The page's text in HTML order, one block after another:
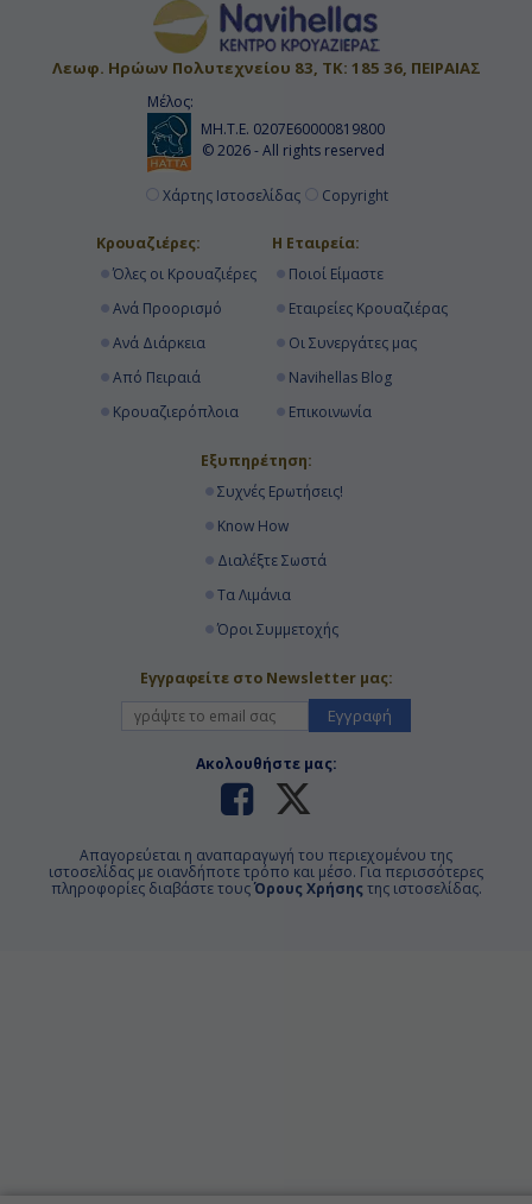
Λεωφ. Ηρώων Πολυτεχνείου 83, ΤΚ: 185 36, ΠΕΙΡΑΙΑΣ
Μέλος:
ΜΗ.Τ.Ε. 0207Ε60000819800
© 2026 - All rights reserved
Χάρτης Ιστοσελίδας Copyright
Κρουαζιέρες:
Όλες οι Κρουαζιέρες
Ανά Προορισμό
Ανά Διάρκεια
Από Πειραιά
Κρουαζιερόπλοια
Η Εταιρεία:
Ποιοί Είμαστε
Εταιρείες Κρουαζιέρας
Οι Συνεργάτες μας
Navihellas Blog
Επικοινωνία
Εξυπηρέτηση:
Συχνές Ερωτήσεις!
Know How
Διαλέξτε Σωστά
Τα Λιμάνια
Όροι Συμμετοχής
Εγγραφείτε στο Newsletter μας:
Εγγραφή
Ακολουθήστε μας:
Απαγορεύεται η αναπαραγωγή του περιεχομένου της
ιστοσελίδας με οιανδήποτε τρόπο και μέσο. Για περισσότερες
πληροφορίες διαβάστε τουςΌρους Χρήσης της ιστοσελίδας.